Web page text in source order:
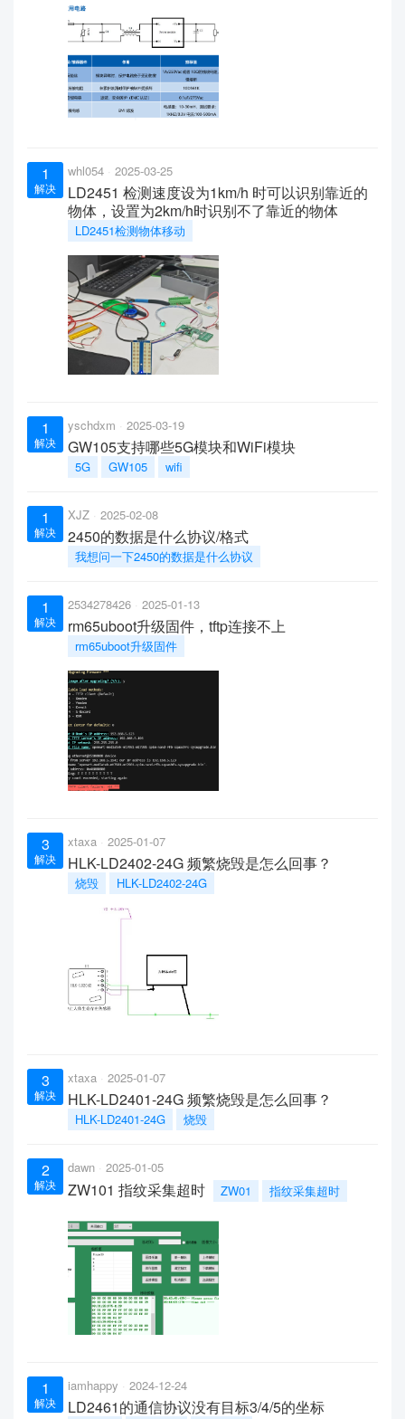
1
解决
whl054 2025-03-25
LD2451 检测速度设为1km/h 时可以识别靠近的
物体，设置为2km/h时识别不了靠近的物体
LD2451检测物体移动
1
解决
yschdxm 2025-03-19
GW105支持哪些5G模块和WiFi模块
5G GW105 wifi
1
解决
XJZ 2025-02-08
2450的数据是什么协议/格式
我想问一下2450的数据是什么协议
1
解决
2534278426 2025-01-13
rm65uboot升级固件，tftp连接不上
rm65uboot升级固件
3
解决
xtaxa 2025-01-07
HLK-LD2402-24G 频繁烧毁是怎么回事？
烧毁 HLK-LD2402-24G
3
解决
xtaxa 2025-01-07
HLK-LD2401-24G 频繁烧毁是怎么回事？
HLK-LD2401-24G 烧毁
2
解决
dawn 2025-01-05
ZW101 指纹采集超时 ZW01 指纹采集超时
1
解决
iamhappy 2024-12-24
LD2461的通信协议没有目标3/4/5的坐标